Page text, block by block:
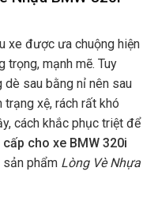
xe được ưa chuộng hiện
trọng, mạnh mẽ. Tuy
sau bằng nỉ nên sau
xệ, rách rất khó
cách khắc phục triệt để
cho xe BMW 320i
sản phẩm Lòng Vè Nhựa